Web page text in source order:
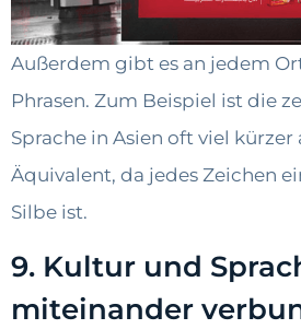
Außerdem gibt es an jedem
Phrasen. Zum Beispiel ist die
Sprache in Asien oft viel
Äquivalent, da jedes Zeichen
Silbe ist.
9. Kultur und
miteinander